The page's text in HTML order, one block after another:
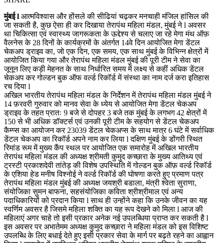
मुंबई l आत्मविश्वास और होंसले की सीढियां चढ़कर मनचाही मंजिल हांसिल की
जा सकती है, कुछ ऐसा ही कर दिखाया तेरापंथ महिला मंडल, मुंबई ने l अवसर
था चिकित्सा एवं स्वास्थ्य जागरूकता के ऊद्देश्य से चलाए जा रहे मेगा मंथ ऑफ़
वैलनेस के 28 दिनों के कार्यक्रमों के अंतर्गत 14वे दिन आयोजित मेगा डेंटल
चेकअप ड्राइव का, जो एक दिन, एक समय, एक साथ मुंबई के विभिन्न क्षेत्रों में
आयोजित किया गया और तेरापंथ महिला मंडल मुंबई की पूरी टीम ने सेवा का
जूनून लिए कड़ी मेहनत के साथ निर्धारित समय में लक्ष्य से कहीं अधिक डेंटल
चेकअप कर गोल्डन बुक ऑफ वर्ल्ड रिकॉर्ड में संस्था का नाम दर्ज करा इतिहास
रच दिया l
अखिल भारतीय तेरापंथ महिला मंडल के निर्देशन में तेरापंथ महिला मंडल मुंबई ने
14 फ़रवरी गुरुवार को मानव सेवा के ध्येय से आयोजित मेगा डेंटल चेकअप
ड्राइव के तहत प्रातः 9 बजे से दोपहर 3 बजे तक मुंबई के लगभग 42 क्षेत्रों में
150 से भी अधिक डॉक्टर्स एवं उनकी पूरी टीम के सहयोग से डेंटल चेकअप
कैम्प्स का आयोजन कर 23039 डेंटल चेकअप्स के साथ मात्र 6 घंटे में सर्वाधिक
डेंटल चेकअप का रिकॉर्ड अपने नाम कर लिया l दक्षिण मुंबई के डोंगरी स्थित
रिमांड रूम में मुख्य कैंप स्थल पर आयोजित एक समारोह में अखिल भारतीय
तेरापंथ महिला मंडल की अध्यक्ष श्रीमती कुमुद कच्छारा के मुख्य आतिथ्य एवं
ट्रस्टी प्रकाशदेवी तांतेड़ की विशेष उपस्थिति में गोल्डन बुक ऑफ़ वर्ल्ड रिकॉर्ड
के एशिया हेड मनीष विश्नोई ने वर्ल्ड रिकॉर्ड की घोषणा करते हुए प्रमाण पत्र
तेरापंथ महिला मंडल मुंबई की अध्यक्ष जयश्री बडाला, मंत्री श्वेता सुराणा,
संयोजिका सुमन बाफना, सहसंयोजिका कविता श्रीश्रीमाल एवं अन्य
पदाधिकारियों को प्रदान किया l साथ ही उन्होंने कहा कि उनके जीवन का यह
स्वर्णिम अवसर है जिसमे महिला शक्ति का यह रूप देखने को मिला l आज की
महिलाएं अगर चाहे तो इसी प्रकार अनेक नई उपलब्धिया प्राप्त कर सकती है l
इस अवसर पर अभातेमम अध्यक्ष कुमुद कच्छारा ने महिला मंडल को इस विशिष्ट
उपलब्धि के लिए बधाई देते हुए इसी प्रकार सेवा के मार्ग पर बढ़ते रहने का आह्वान